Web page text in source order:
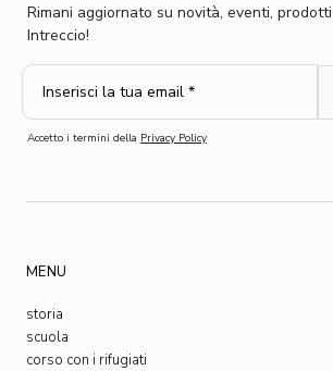
Rimani aggiornato su novità, eventi,
Intreccio!
Accetto i termini della Privacy Policy
MENU
storia
scuola
corso con i rifugiati